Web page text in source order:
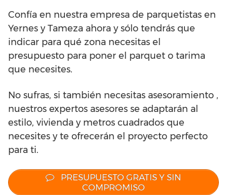
Confía en nuestra empresa de parquetistas en
Yernes y Tameza ahora y sólo tendrás que
indicar para qué zona necesitas el
presupuesto para poner el parquet o tarima
que necesites.
No sufras, si también necesitas asesoramiento ,
nuestros expertos asesores se adaptarán al
estilo, vivienda y metros cuadrados que
necesites y te ofrecerán el proyecto perfecto
para ti.
PRESUPUESTO GRATIS Y SIN
COMPROMISO